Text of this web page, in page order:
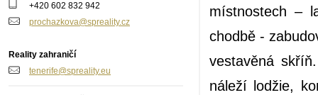
+420 602 832 942
prochazkova@spreality.cz
Reality zahraničí
tenerife@spreality.eu
místnostech –
chodbě -
vestavěná
náleží lodžie,